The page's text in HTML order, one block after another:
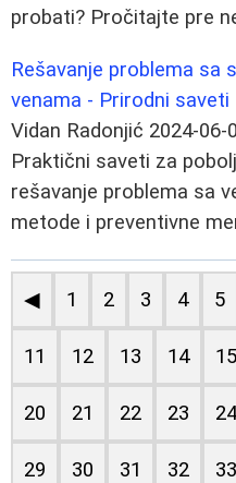
probati? Pročitajte pre
Rešavanje problema sa
venama - Prirodni saveti
Vidan Radonjić 2024-06-
Praktični saveti za
rešavanje problema sa
metode i preventivne
◀ 1 2 3 4 5
11 12 13 14 15
20 21 22 23 24
29 30 31 32 33